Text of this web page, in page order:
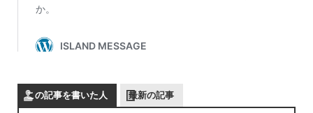
この記事を書いた人 最新の記事